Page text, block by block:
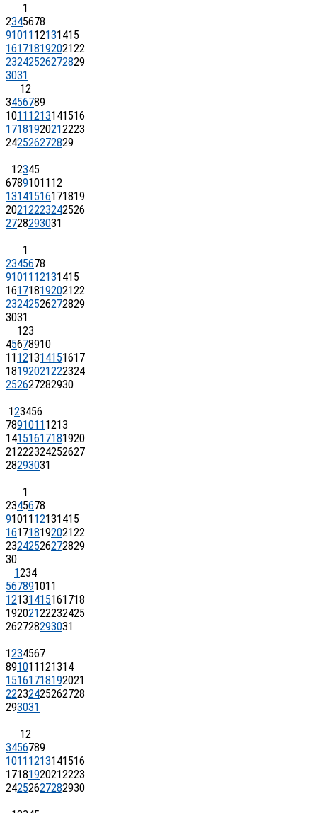
1
2345678
9101112131415
16171819202122
23242526272829
3031
12
3456789
10111213141516
17181920212223
242526272829
12345
6789101112
13141516171819
20212223242526
2728293031
1
2345678
9101112131415
16171819202122
23242526272829
3031
123
45678910
11121314151617
18192021222324
252627282930
123456
78910111213
14151617181920
21222324252627
28293031
1
2345678
9101112131415
16171819202122
23242526272829
30
1234
567891011
12131415161718
19202122232425
262728293031
1234567
891011121314
15161718192021
22232425262728
293031
12
3456789
10111213141516
17181920212223
24252627282930